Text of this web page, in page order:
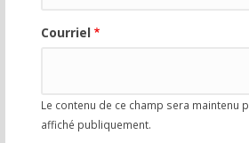
Courriel
Le contenu de ce champ sera maintenu
affiché publiquement.